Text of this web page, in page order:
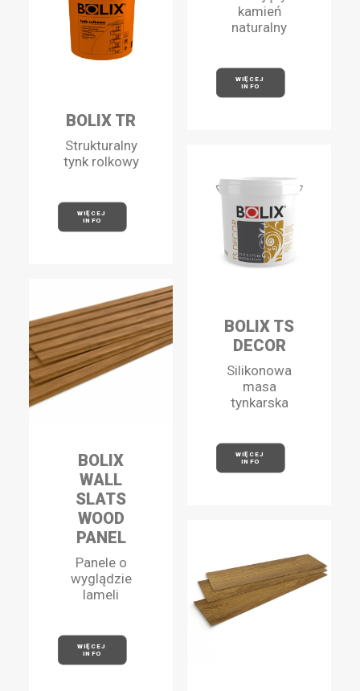
kamień
naturalny
WIĘCEJ
INFO
BOLIX TR
Strukturalny
tynk rolkowy
WIĘCEJ
INFO
BOLIX TS
DECOR
Silikonowa
masa
tynkarska
WIĘCEJ
INFO
BOLIX
WALL
SLATS
WOOD
PANEL
Panele o
wyglądzie
lameli
WIĘCEJ
INFO